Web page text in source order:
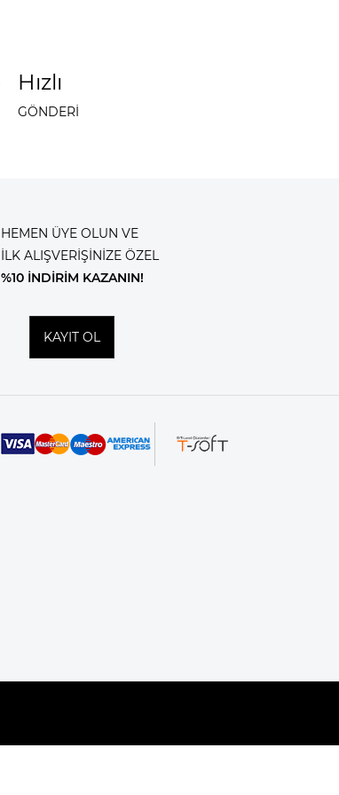
Hızlı
GÖNDERİ
HEMEN ÜYE OLUN VE
İLK ALIŞVERİŞİNİZE ÖZEL
%10 İNDİRİM KAZANIN!
KAYIT OL